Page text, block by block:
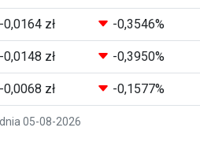
05-08-2026
-0,0164 zł -0,3546%
-0,0148 zł -0,3950%
-0,0068 zł -0,1577%